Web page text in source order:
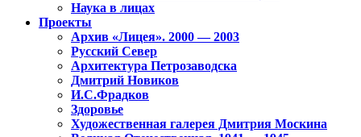
Наука в лицах
Проекты
Архив «Лицея». 2000 — 2003
Русский Север
Архитектура Петрозаводска
Дмитрий Новиков
И.С.Фрадков
Здоровье
Художественная галерея Дмитрия Москина